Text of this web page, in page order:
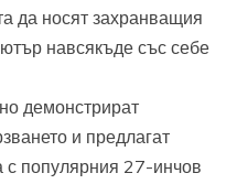
да носят захранващия
навсякъде със себе
демонстрират
и предлагат
с популярния 27-инчов